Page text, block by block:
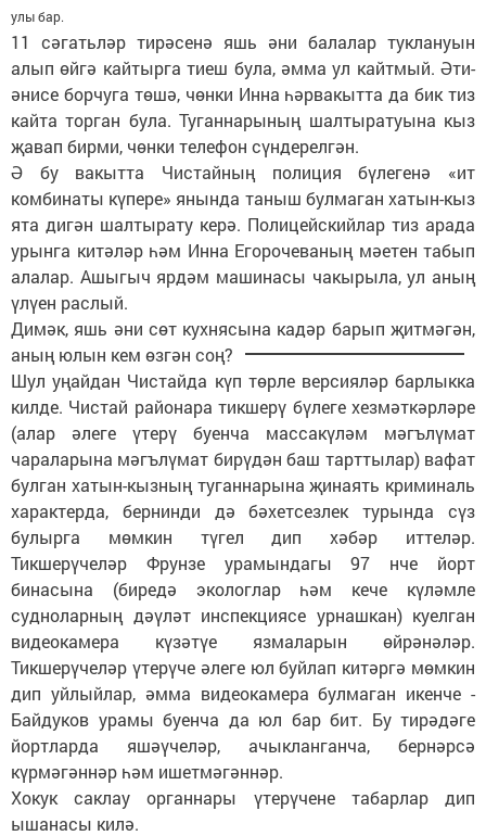
улы бар.
11 сәгатьләр тирәсенә яшь әни балалар туклануын
алып өйгә кайтырга тиеш була, әмма ул кайтмый. Әти-
әнисе борчуга төшә, чөнки Инна һәрвакытта да бик тиз
кайта торган була. Туганнарының шалтыратуына кыз
җавап бирми, чөнки телефон сүндерелгән.
Ә бу вакытта Чистайның полиция бүлегенә «ит
комбинаты күпере» янында таныш булмаган хатын-кыз
ята дигән шалтырату керә. Полицейскийлар тиз арада
урынга китәләр һәм Инна Егорочеваның мәетен табып
алалар. Ашыгыч ярдәм машинасы чакырыла, ул аның
үлүен раслый.
Димәк, яшь әни сөт кухнясына кадәр барып җитмәгән,
аның юлын кем өзгән соң?
Шул уңайдан Чистайда күп төрле версияләр барлыкка
килде. Чистай районара тикшерү бүлеге хезмәткәрләре
(алар әлеге үтерү буенча массакүләм мәгълүмат
чараларына мәгълүмат бирүдән баш тарттылар) вафат
булган хатын-кызның туганнарына җинаять криминаль
характерда, бернинди дә бәхетсезлек турында сүз
булырга мөмкин түгел дип хәбәр иттеләр.
Тикшерүчеләр Фрунзе урамындагы 97 нче йорт
бинасына (биредә экологлар һәм кече күләмле
судноларның дәүләт инспекциясе урнашкан) куелган
видеокамера күзәтүе язмаларын өйрәнәләр.
Тикшерүчеләр үтерүче әлеге юл буйлап китәргә мөмкин
дип уйлыйлар, әмма видеокамера булмаган икенче -
Байдуков урамы буенча да юл бар бит. Бу тирәдәге
йортларда яшәүчеләр, ачыкланганча, бернәрсә
күрмәгәннәр һәм ишетмәгәннәр.
Хокук саклау органнары үтерүчене табарлар дип
ышанасы килә.